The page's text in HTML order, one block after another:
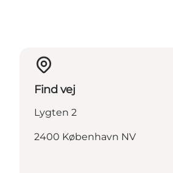
Find vej
Lygten 2
2400 København NV